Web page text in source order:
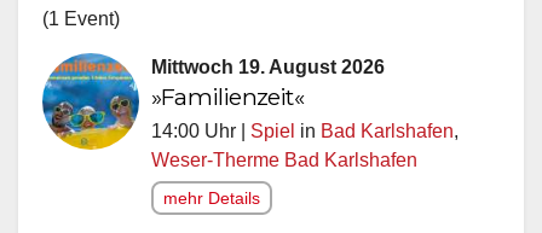
(1 Event)
Mittwoch 19. August 2026
»Familienzeit«
14:00 Uhr | Spiel in Bad Karlshafen,
Weser-Therme Bad Karlshafen
mehr Details